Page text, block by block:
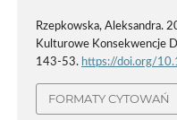
Rzepkowska, Aleksandra.
Kulturowe Konsekwencje
143-53. https://doi.org/
FORMATY CYTOWAŃ